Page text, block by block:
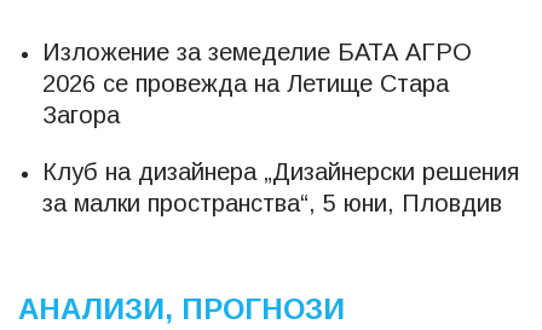
Изложение за земеделие БАТА АГРО
2026 се провежда на Летище Стара
Загора
Клуб на дизайнера „Дизайнерски решения
за малки пространства“, 5 юни, Пловдив
АНАЛИЗИ, ПРОГНОЗИ